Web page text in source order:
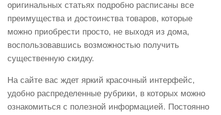
оригинальных статьях подробно расписаны все
преимущества и достоинства товаров, которые
можно приобрести просто, не выходя из дома,
воспользовавшись возможностью получить
существенную скидку.
На сайте вас ждет яркий красочный интерфейс,
удобно распределенные рубрики, в которых можно
ознакомиться с полезной информацией. Постоянно